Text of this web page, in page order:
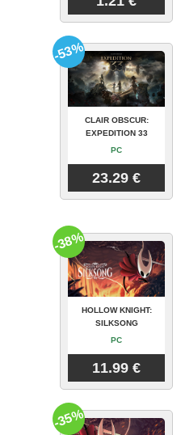
CLAIR OBSCUR:
EXPEDITION 33
PC
23.29 €
-53%
HOLLOW KNIGHT:
SILKSONG
PC
11.99 €
-38%
-35%